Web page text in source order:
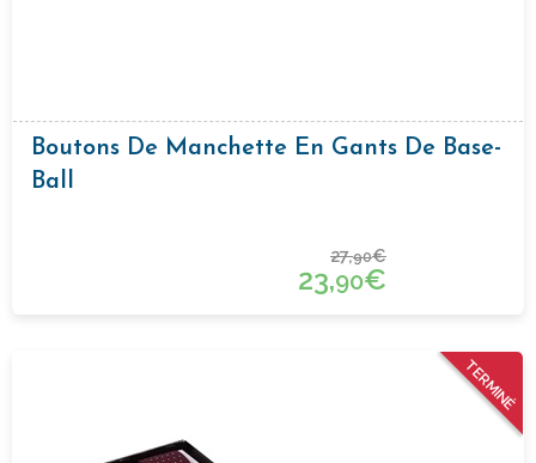
Boutons De Manchette En Gants De Base-
Ball
27,90€
23,90€
TERMINÉ